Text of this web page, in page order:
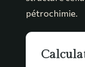
pétrochimie.